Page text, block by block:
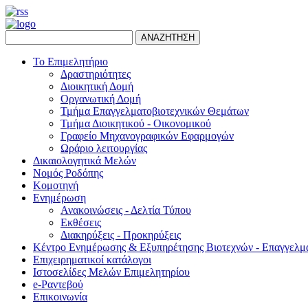
ΑΝΑΖΗΤΗΣΗ
Το Επιμελητήριο
Δραστηριότητες
Διοικητική Δομή
Οργανωτική Δομή
Τμήμα Επαγγελματοβιοτεχνικών Θεμάτων
Τμήμα Διοικητικού - Οικονομικού
Γραφείο Μηχανογραφικών Εφαρμογών
Ωράριο λειτουργίας
Δικαιολογητικά Μελών
Νομός Ροδόπης
Κομοτηνή
Ενημέρωση
Ανακοινώσεις - Δελτία Τύπου
Εκθέσεις
Διακηρύξεις - Προκηρύξεις
Κέντρο Ενημέρωσης & Εξυπηρέτησης Βιοτεχνών -
Επιχειρηματικοί κατάλογοι
Ιστοσελίδες Μελών Επιμελητηρίου
e-Ραντεβού
Επικοινωνία